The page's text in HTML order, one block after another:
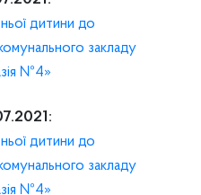
дитини до
закладу
№4»
дитини до
закладу
№4»